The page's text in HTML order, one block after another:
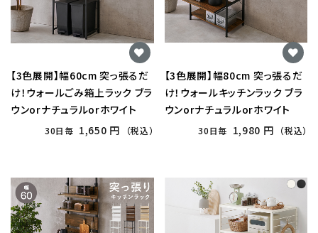
【3色展開】幅60cm 突っ張るだ
け！ウォールごみ箱上ラック ブラ
ウンorナチュラルorホワイト
30日毎 1,650 円 （税込）
【3色展開】幅80cm 突っ張るだ
け！ウォールキッチンラック ブラ
ウンorナチュラルorホワイト
30日毎 1,980 円 （税込）